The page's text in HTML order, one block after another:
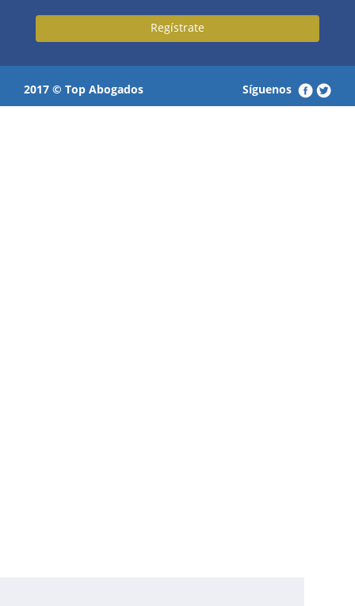
Regístrate
2017 © Top Abogados Síguenos